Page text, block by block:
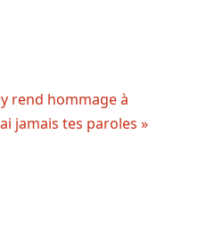
rend hommage à
jamais tes paroles »